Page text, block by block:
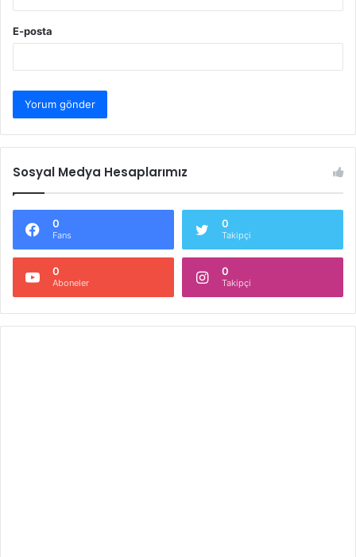
E-posta
Sosyal Medya Hesaplarımız
0
Fans
0
Takipçi
0
Aboneler
0
Takipçi